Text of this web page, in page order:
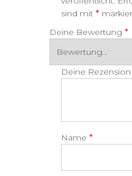
sind mit*
Deine Bewertung*
Deine
Name*